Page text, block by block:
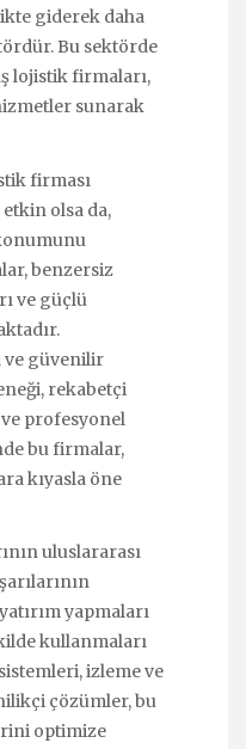
giderek daha
Bu sektörde
lojistik firmaları,
sunarak
firması
etkin olsa da,
benzersiz
ve güçlü
ve güvenilir
rekabetçi
profesyonel
bu firmalar,
kıyasla öne
uluslararası
yapmaları
kullanmaları
izleme ve
çözümler, bu
optimize